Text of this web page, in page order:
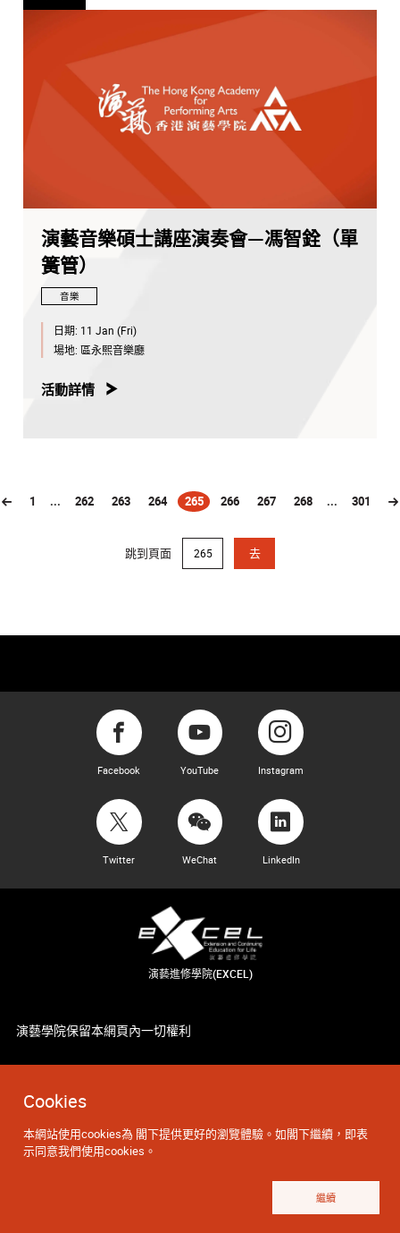
Cookies
本網站使用cookies為 閣下提供更好的瀏覽體驗。如閣下繼續，即表
示同意我們使用cookies。
繼續
演藝音樂碩士講座演奏會—馮智銓（單
簧管）
音樂
日期: 11 Jan (Fri)
場地: 區永熙音樂廳
活動詳情
1 ... 262 263 264 265
(current)266 267 268 ... 301
跳到頁面 去
Facebook YouTube Instagram
Twitter WeChat LinkedIn
演藝進修學院(EXCEL)
演藝學院保留本網頁內一切權利